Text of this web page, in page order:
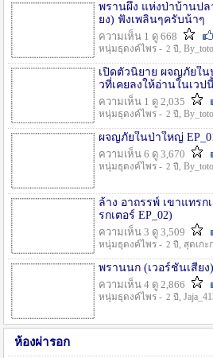
พรานผึ้ง แห่งป่าบ้านปล
ยง) ฟังเพลินๆครับน้าๆ
ความเห็น 1 ดู 668
หนุ่มธุดงค์ไพร - 2 ปี ,
เปิดตัวนิยาย ผจญภัยใน
วที่เคยลงให้อ่านในเวป
ความเห็น 1 ดู 2,035
หนุ่มธุดงค์ไพร - 2 ปี ,
ผจญภัยในป่าใหญ่
ความเห็น 6 ดู 3,670
หนุ่มธุดงค์ไพร - 2 ปี ,
ล้าง อาถรรพ์ เขาแทรก
รกเตอร์ EP_02)
ความเห็น 3 ดู 3,509
หนุ่มธุดงค์ไพร - 2 ปี , สุดเกะ
พรานนก (เวอร์ชั่นเสีย
ความเห็น 4 ดู 2,866
หนุ่มธุดงค์ไพร - 2 ปี ,
ห้องผ่ารอก